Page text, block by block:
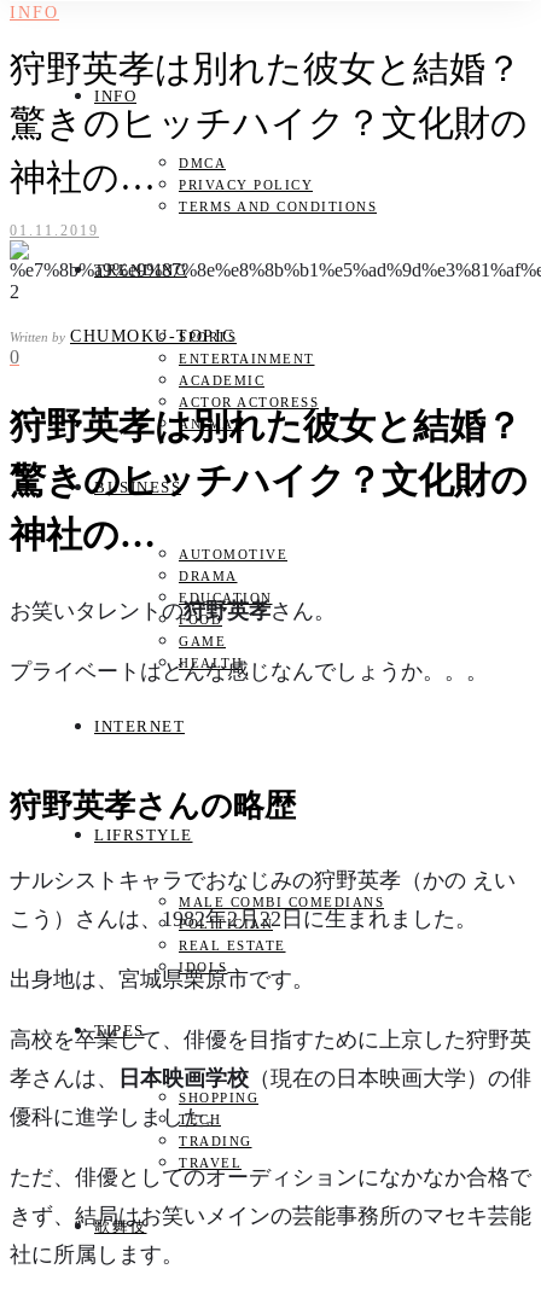
INFO
DMCA
PRIVACY POLICY
TERMS AND CONDITIONS
TRENDING
SPORTS
ENTERTAINMENT
ACADEMIC
ACTOR ACTORESS
ANIMAL
BUSINESS
AUTOMOTIVE
DRAMA
EDUCATION
FOOD
GAME
HEALTH
INTERNET
LIFRSTYLE
MALE COMBI COMEDIANS
POLITICIAN
REAL ESTATE
IDOLS
TIPES
SHOPPING
TECH
TRADING
TRAVEL
歌舞伎
INFO
狩野英孝は別れた彼女と結婚？
驚きのヒッチハイク？文化財の
神社の…
01.11.2019
Written by CHUMOKU-TOPIC
0
狩野英孝は別れた彼女と結婚？
驚きのヒッチハイク？文化財の
神社の…
お笑いタレントの狩野英孝さん。
プライベートはどんな感じなんでしょうか。。。
狩野英孝さんの略歴
ナルシストキャラでおなじみの狩野英孝（かの えい
こう）さんは、1982年2月22日に生まれました。
出身地は、宮城県栗原市です。
高校を卒業して、俳優を目指すために上京した狩野英
孝さんは、
日本映画学校 （現在の日本映画大学）の俳
優科に進学しました。
ただ、俳優としてのオーディションになかなか合格で
きず、結局はお笑いメインの芸能事務所のマセキ芸能
社に所属します。